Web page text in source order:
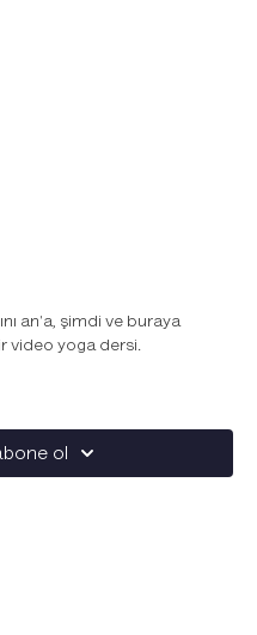
an'a, şimdi ve buraya
video yoga dersi.
güvercin pozu, ağaç pozu,
Denge pozları ile
ile kalça ve hamstring
ol